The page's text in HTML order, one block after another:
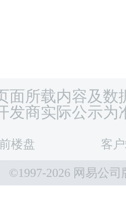
面所载内容及数
发商实际公示为
楼盘 客
©1997-2026 网易公